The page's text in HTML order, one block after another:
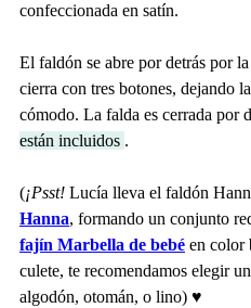
confeccionada en satín.
El faldón se abre por detrás por
cierra con tres botones, dejando
cómodo. La falda es cerrada por
están incluidos .
(¡Psst! Lucía lleva el faldón
Hanna, formando un conjunto
fajín Marbella de bebé en color
culete, te recomendamos elegir un
algodón, otomán, o lino) ♥️